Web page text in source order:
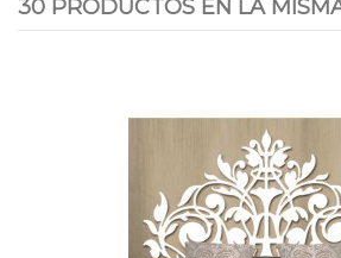
30 PRODUCTOS EN LA